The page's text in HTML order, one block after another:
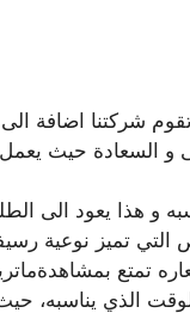
شركتنا اضافة الى
و السعادة حيث
و هذا يعود الى
تميز نوعية
تمتع
الذي يناسبه،